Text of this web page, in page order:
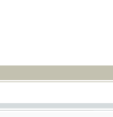
RSS -